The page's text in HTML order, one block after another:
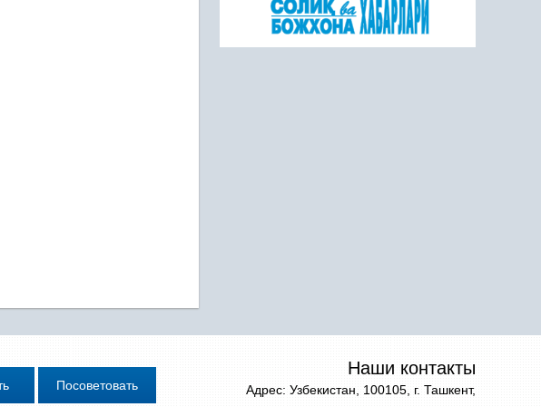
Наши контакты
Адрес: Узбекистан, 100105, г. Ташкент,